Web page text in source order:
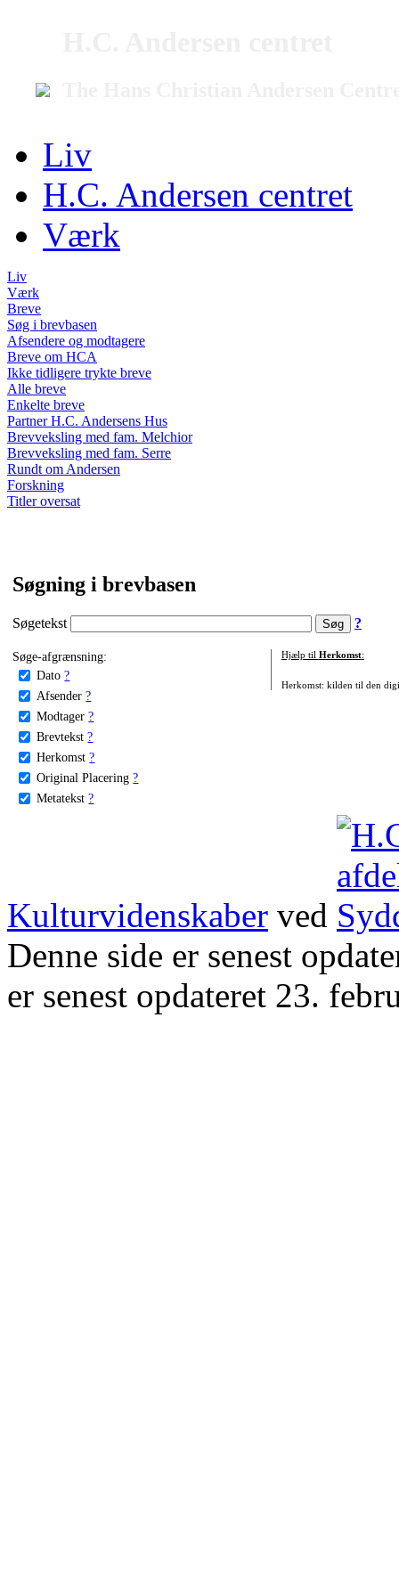
Liv
H.C. Andersen centret
Værk
Liv
Værk
Breve
Søg i brevbasen
Afsendere og modtagere
Breve om HCA
Ikke tidligere trykte breve
Alle breve
Enkelte breve
Partner H.C. Andersens Hus
Brevveksling med fam. Melchior
Brevveksling med fam. Serre
Rundt om Andersen
Forskning
Titler oversat
Søgning i brevbasen
Søgetekst ?
Søge-afgrænsning:
Dato ?
Afsender ?
Modtager ?
Brevtekst ?
Herkomst ?
Original Placering ?
Metatekst ?
Hjælp til Herkomst:
Herkomst: kilden til den
Kulturvidenskaber ved
Denne side er senest
er senest opdateret 23.